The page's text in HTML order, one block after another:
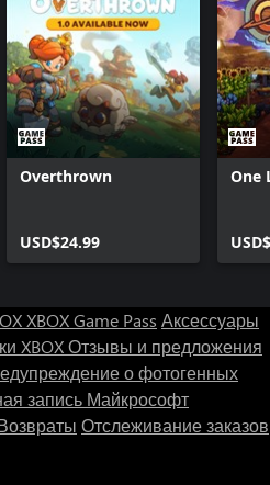
Overthrown
USD$24.99
One
XBOX Game Pass Аксессуары
XBOXОтзывы и предложения
о фотогенных
запись Майкрософт
Отслеживание заказов